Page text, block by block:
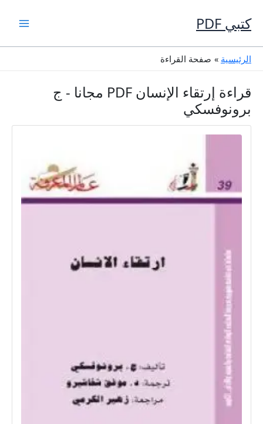
إلى
المحتوى
كتبي PDF
الرئيسية صفحة القراءة
قراءة إرتقاء الإنسان PDF مجانا - ج
برونوفسكي